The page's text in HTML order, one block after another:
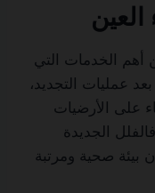
العين
أهم الخدمات التي
عمليات التجديد،
على الأرضيات
الجديدة
بيئة صحية ومرتبة